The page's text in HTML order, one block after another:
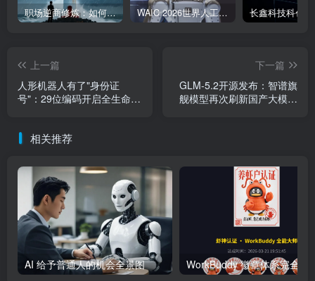
职场逆商修炼：如何把每一次挫折转化为成长的养分 WAIC 2026世界人工智能大会7月17日开幕：300款全球首发，展览面积首破10万平米
上一篇
人形机器人有了"身份证
号"：29位编码开启全生命周
下一篇
GLM-5.2开源发布：智谱旗
舰模型再次刷新国产大模型
相关推荐
AI 给予普通人的机会全景图